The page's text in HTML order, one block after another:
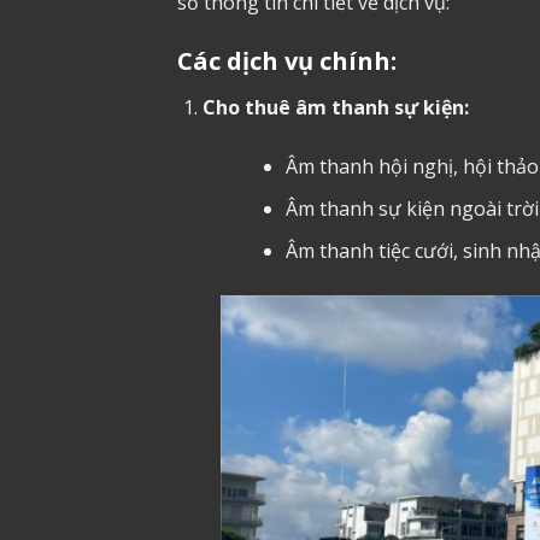
Các dịch vụ chính:
Cho thuê âm thanh sự kiện:
Âm thanh hội nghị, hội thảo
Âm thanh sự kiện ngoài trời
Âm thanh tiệc cưới, sinh